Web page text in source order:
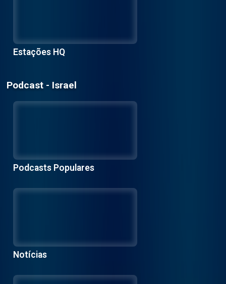
Estações HQ
Podcast - Israel
Podcasts Populares
Notícias